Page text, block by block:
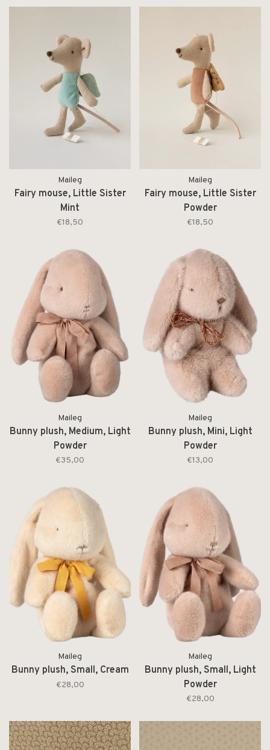
Maileg
Fairy mouse, Little Sister
Mint
€18,50
Maileg
Fairy mouse, Little Sister
Powder
€18,50
Maileg
Bunny plush, Medium, Light
Powder
€35,00
Maileg
Bunny plush, Mini, Light
Powder
€13,00
Maileg
Bunny plush, Small, Cream
€28,00
Maileg
Bunny plush, Small, Light
Powder
€28,00